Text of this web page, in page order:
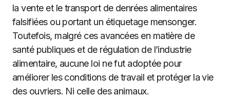
la vente et le transport de denrées alimentaires
falsifiées ou portant un étiquetage mensonger.
Toutefois, malgré ces avancées en matière de
santé publiques et de régulation de l’industrie
alimentaire, aucune loi ne fut adoptée pour
améliorer les conditions de travail et protéger la vie
des ouvriers. Ni celle des animaux.